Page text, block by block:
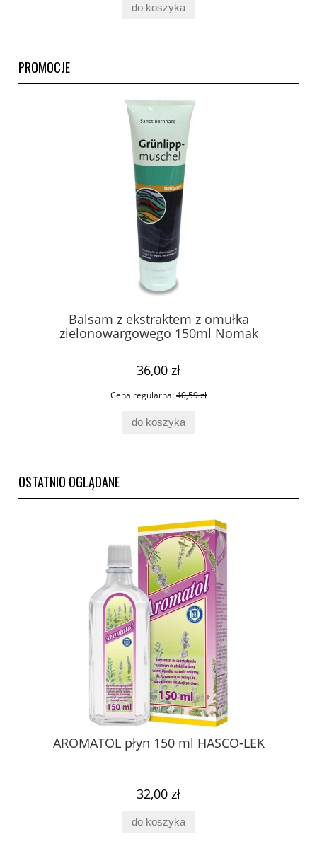
do koszyka
PROMOCJE
Balsam z ekstraktem z omułka
zielonowargowego 150ml Nomak
36,00 zł
Cena regularna:40,59 zł
do koszyka
OSTATNIO OGLĄDANE
AROMATOL płyn 150 ml HASCO-LEK
32,00 zł
do koszyka